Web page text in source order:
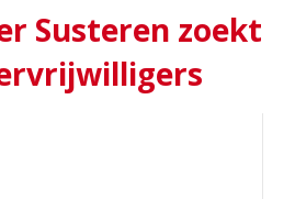
Susteren zoekt